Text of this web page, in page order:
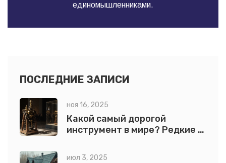
единомышленниками.
ПОСЛЕДНИЕ ЗАПИСИ
ноя 16, 2025
Какой самый дорогой
инструмент в мире? Редкие и
строительные инструменты
июл 3, 2025